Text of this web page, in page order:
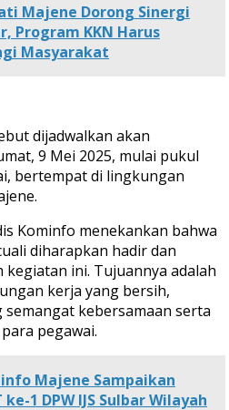
Majene Dorong Sinergi
Program KKN Harus
Masyarakat
dijadwalkan akan
9 Mei 2025, mulai pukul
bertempat di lingkungan
Kominfo menekankan bahwa
diharapkan hadir dan
ini. Tujuannya adalah
kerja yang bersih,
kebersamaan serta
pegawai.
Majene Sampaikan
1 DPW IJS Sulbar Wilayah